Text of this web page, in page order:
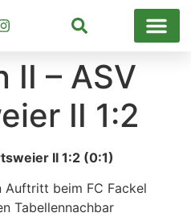
Suchen
II – ASV
II 1:2
II 1:2 (0:1)
Auftritt beim FC Fackel
Tabellennachbar